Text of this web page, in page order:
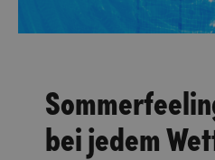
bei jedem